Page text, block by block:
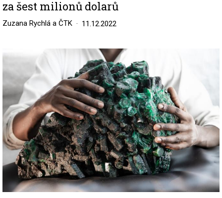
za šest milionů dolarů
Zuzana Rychlá a ČTK 11.12.2022
Image